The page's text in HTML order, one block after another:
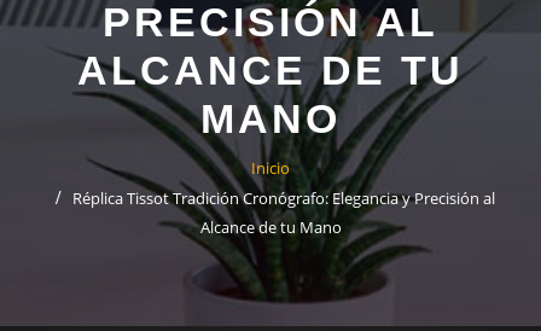
PRECISIÓN AL
ALCANCE DE TU
MANO
Inicio
Réplica Tissot Tradición Cronógrafo: Elegancia y Precisión al
Alcance de tu Mano